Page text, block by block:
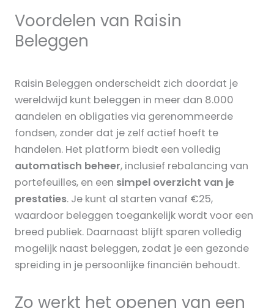
Voordelen van Raisin
Beleggen
Raisin Beleggen onderscheidt zich doordat je
wereldwijd kunt beleggen in meer dan 8.000
aandelen en obligaties via gerenommeerde
fondsen, zonder dat je zelf actief hoeft te
handelen. Het platform biedt een volledig
automatisch beheer, inclusief rebalancing van
portefeuilles, en een simpel overzicht van je
prestaties. Je kunt al starten vanaf €25,
waardoor beleggen toegankelijk wordt voor een
breed publiek. Daarnaast blijft sparen volledig
mogelijk naast beleggen, zodat je een gezonde
spreiding in je persoonlijke financiën behoudt.
Zo werkt het openen van een